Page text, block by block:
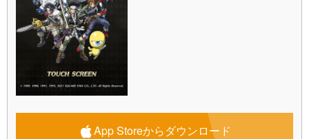
App Storeからダウンロード